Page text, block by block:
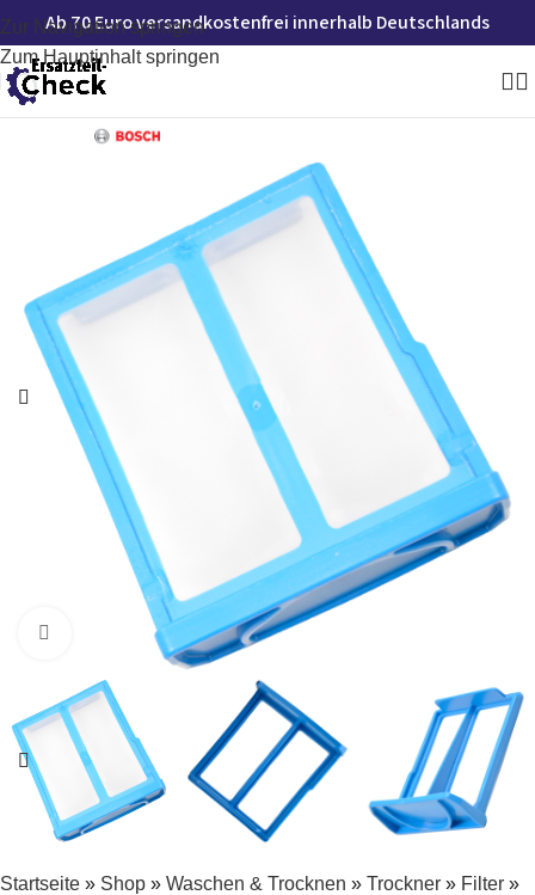
Zur Navigation springen
Zum Hauptinhalt springen
Ab 70 Euro versandkostenfrei innerhalb Deutschlands
Zum Vergrößern klicken
Startseite » Shop » Waschen & Trocknen » Trockner » Filter »